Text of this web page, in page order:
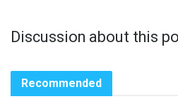
Discussion about this
Recommended